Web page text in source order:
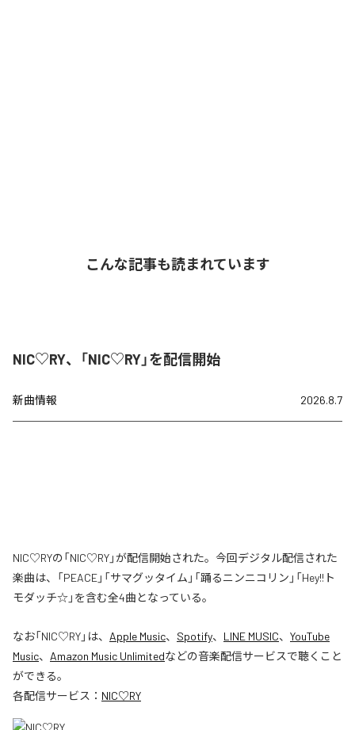
こんな記事も読まれています
NIC♡RY、「NIC♡RY」を配信開始
新曲情報 2026.8.7
NIC♡RYの「NIC♡RY」が配信開始された。今回デジタル配信された
楽曲は、「PEACE」「サマグッタイム」「踊るニンニコリン」「Hey!!ト
モダッチ☆」を含む全4曲となっている。
なお「NIC♡RY」は、 Apple Music、 Spotify、 LINE MUSIC、 YouTube
Music、 Amazon Music Unlimitedなどの音楽配信サービスで聴くこと
ができる。
各配信サービス： NIC♡RY